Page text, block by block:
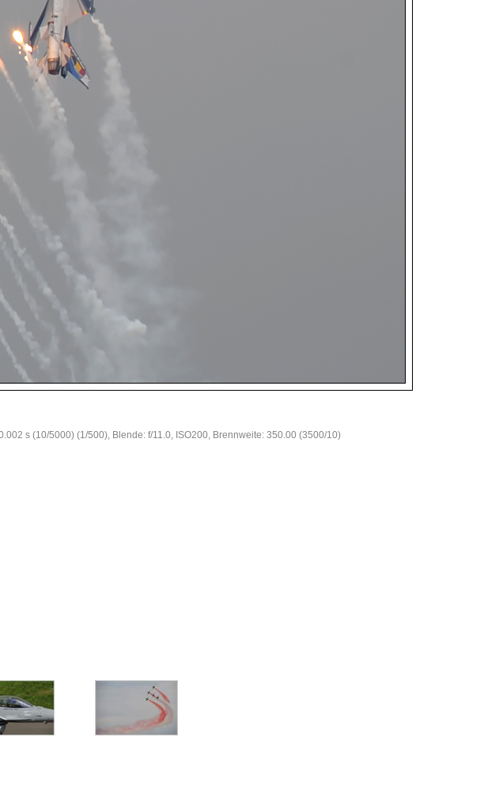
s (10/5000) (1/500), Blende: f/11.0, ISO200, Brennweite: 350.00 (3500/10)